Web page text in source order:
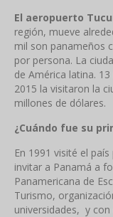
El aeropuerto
región, mueve
mil son panameños
por persona. La
de América latina.
2015 la visitaron la
millones de dólares.
¿Cuándo fue su
En 1991 visité el
invitar a Panamá a
Panamericana de
Turismo,
universidades, y